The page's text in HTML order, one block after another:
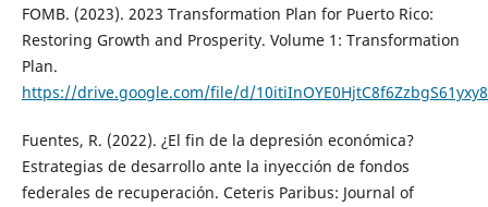
FOMB. (2023). 2023 Transformation Plan for Puerto Rico:
Restoring Growth and Prosperity. Volume 1: Transformation
Plan.
https://drive.google.com/file/d/
Fuentes, R. (2022). ¿El fin de la depresión económica?
Estrategias de desarrollo ante la inyección de fondos
federales de recuperación. Ceteris Paribus: Journal of